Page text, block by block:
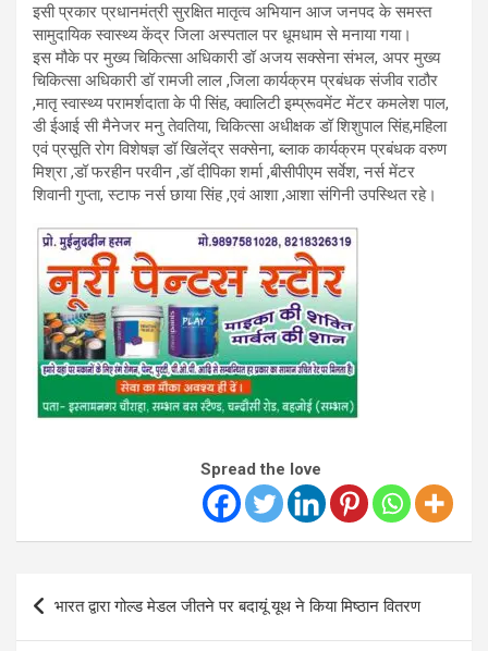
इसी प्रकार प्रधानमंत्री सुरक्षित मातृत्व अभियान आज जनपद के समस्त
सामुदायिक स्वास्थ्य केंद्र जिला अस्पताल पर धूमधाम से मनाया गया।
इस मौके पर मुख्य चिकित्सा अधिकारी डॉ अजय सक्सेना संभल, अपर मुख्य
चिकित्सा अधिकारी डॉ रामजी लाल ,जिला कार्यक्रम प्रबंधक संजीव राठौर
,मातृ स्वास्थ्य परामर्शदाता के पी सिंह, क्वालिटी इम्प्रूवमेंट मेंटर कमलेश पाल,
डी ईआई सी मैनेजर मनु तेवतिया, चिकित्सा अधीक्षक डॉ शिशुपाल सिंह,महिला
एवं प्रसूति रोग विशेषज्ञ डॉ खिलेंद्र सक्सेना, ब्लाक कार्यक्रम प्रबंधक वरुण
मिश्रा ,डॉ फरहीन परवीन ,डॉ दीपिका शर्मा ,बीसीपीएम सर्वेश, नर्स मेंटर
शिवानी गुप्ता, स्टाफ नर्स छाया सिंह ,एवं आशा ,आशा संगिनी उपस्थित रहे।
Spread the love
Post
navigation
भारत द्वारा गोल्ड मेडल जीतने पर बदायूं यूथ ने किया मिष्ठान वितरण